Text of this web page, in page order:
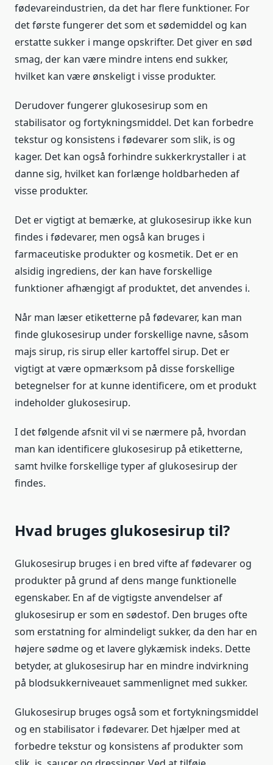
fødevareindustrien, da det har flere funktioner. For
det første fungerer det som et sødemiddel og kan
erstatte sukker i mange opskrifter. Det giver en sød
smag, der kan være mindre intens end sukker,
hvilket kan være ønskeligt i visse produkter.
Derudover fungerer glukosesirup som en
stabilisator og fortykningsmiddel. Det kan forbedre
tekstur og konsistens i fødevarer som slik, is og
kager. Det kan også forhindre sukkerkrystaller i at
danne sig, hvilket kan forlænge holdbarheden af ​​
visse produkter.
Det er vigtigt at bemærke, at glukosesirup ikke kun
findes i fødevarer, men også kan bruges i
farmaceutiske produkter og kosmetik. Det er en
alsidig ingrediens, der kan have forskellige
funktioner afhængigt af produktet, det anvendes i.
Når man læser etiketterne på fødevarer, kan man
finde glukosesirup under forskellige navne, såsom
majs sirup, ris sirup eller kartoffel sirup. Det er
vigtigt at være opmærksom på disse forskellige
betegnelser for at kunne identificere, om et produkt
indeholder glukosesirup.
I det følgende afsnit vil vi se nærmere på, hvordan
man kan identificere glukosesirup på etiketterne,
samt hvilke forskellige typer af glukosesirup der
findes.
Hvad bruges glukosesirup til?
Glukosesirup bruges i en bred vifte af fødevarer og
produkter på grund af dens mange funktionelle
egenskaber. En af de vigtigste anvendelser af
glukosesirup er som en sødestof. Den bruges ofte
som erstatning for almindeligt sukker, da den har en
højere sødme og et lavere glykæmisk indeks. Dette
betyder, at glukosesirup har en mindre indvirkning
på blodsukkerniveauet sammenlignet med sukker.
Glukosesirup bruges også som et fortykningsmiddel
og en stabilisator i fødevarer. Det hjælper med at
forbedre tekstur og konsistens af produkter som